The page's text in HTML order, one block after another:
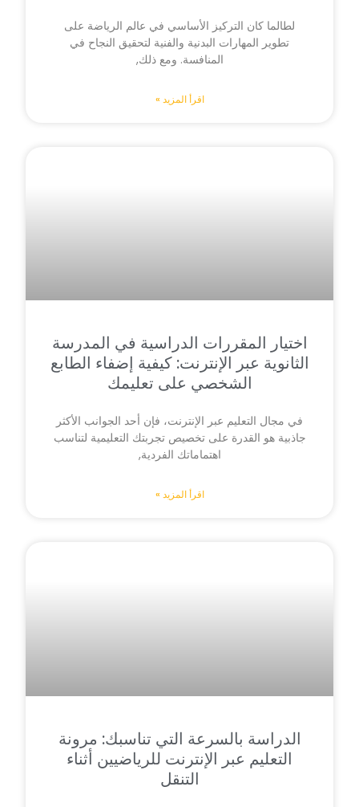
لطالما كان التركيز الأساسي في عالم الرياضة على
تطوير المهارات البدنية والفنية لتحقيق النجاح في
المنافسة. ومع ذلك,
اقرأ المزيد »
اختيار المقررات الدراسية في المدرسة
الثانوية عبر الإنترنت: كيفية إضفاء الطابع
الشخصي على تعليمك
في مجال التعليم عبر الإنترنت، فإن أحد الجوانب الأكثر
جاذبية هو القدرة على تخصيص تجربتك التعليمية لتناسب
اهتماماتك الفردية,
اقرأ المزيد »
الدراسة بالسرعة التي تناسبك: مرونة
التعليم عبر الإنترنت للرياضيين أثناء
التنقل